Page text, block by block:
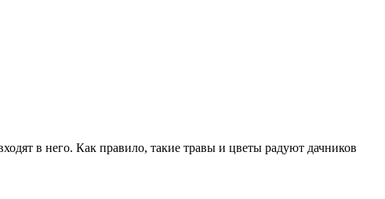
в него. Как правило, такие травы и цветы радуют дачников